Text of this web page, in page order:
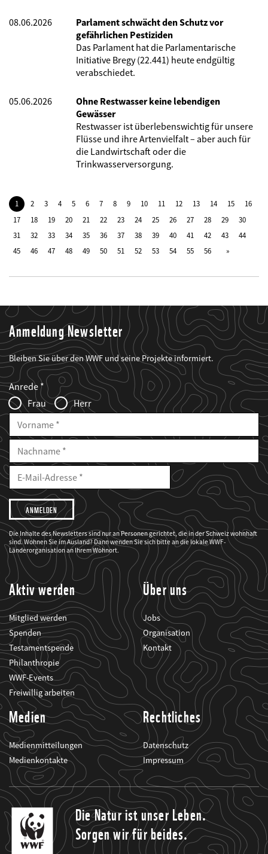
08.06.2026
Parlament schwächt den Schutz vor
gefährlichen Pestiziden
Das Parlament hat die Parlamentarische
Initiative Bregy (22.441) heute endgültig
verabschiedet.
05.06.2026
Ohne Restwasser keine lebendigen
Gewässer
Restwasser ist überlebenswichtig für unsere
Flüsse und ihre Artenvielfalt – aber auch für
die Landwirtschaft oder die
Trinkwasserversorgung.
1 2 3 4 5 6 7 8 9 10 11 12 13 14 15
16
17
18 19 20 21 22 23 24 25 26 27 28 29
30
31
32 33 34 35 36 37 38 39 40 41 42 43
44
45
46 47 48 49 50 51 52 53 54 55 56
Anmeldung Newsletter
Bleiben Sie über den WWF und seine Projekte informiert.
Web2Case
Infofelder
Fieldset
anrede_name
Anrede
Frau
Herr
Vorname
Nachname
E-
Mailadresse
E-
Adresse
Ich
möchte,
dass
der
WWF
mich
über
seine
Projekte
informiert.
Die Inhalte des Newsletters sind nur an Personen gerichtet, die in der Schweiz wohnhaft
sind. Wohnen Sie im Ausland? Dann wenden Sie sich bitte an die lokale WWF-
Länderorganisation an Ihrem Wohnort.
Aktiv werden
Mitglied werden
Spenden
Testamentspende
Philanthropie
WWF-Events
Freiwillig arbeiten
Über uns
Jobs
Organisation
Kontakt
Medien
Medienmitteilungen
Medienkontakte
Rechtliches
Datenschutz
Impressum
Die Natur ist unser Leben.
Sorgen wir für beides.